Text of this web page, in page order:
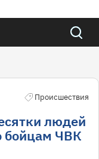
Происшествия
людей
бойцам ЧВК